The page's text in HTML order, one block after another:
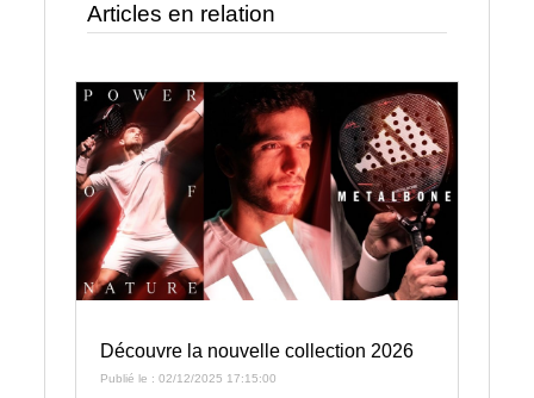
Articles en relation
Découvre la nouvelle collection 2026
Publié le : 02/12/2025 17:15:00